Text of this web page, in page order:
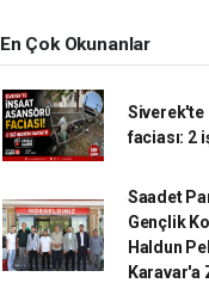
En Çok Okunanlar
Siverek'te
faciası: 2
Saadet
Gençlik
Haldun
Karavar'a